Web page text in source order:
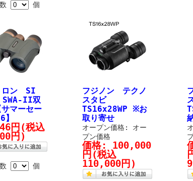
個
ロン SI
SWA-II双
サマーセー
円 (税込
円)
個
フジノン テクノ
スタビ
TS16x28WP ※お
取り寄せ
オープン価格: オー
プン価格
価格: 100,000
円 (税込
110,000円)